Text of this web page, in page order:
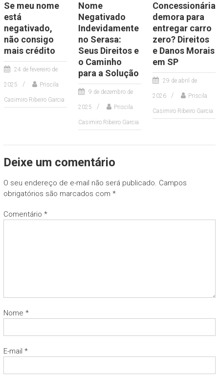
Se meu nome
está
negativado,
não consigo
mais crédito
24 de fevereiro de
2025 Priscila
Casimiro Ribeiro Garcia
Nome
Negativado
Indevidamente
no Serasa:
Seus Direitos e
o Caminho
para a Solução
9 de dezembro de
2025 Priscila
Casimiro Ribeiro Garcia
Concessionária
demora para
entregar carro
zero? Direitos
e Danos Morais
em SP
29 de abril de
2026 Priscila
Casimiro Ribeiro Garcia
Deixe um comentário
O seu endereço de e-mail não será publicado. Campos
obrigatórios são marcados com *
Comentário *
Nome *
E-mail *